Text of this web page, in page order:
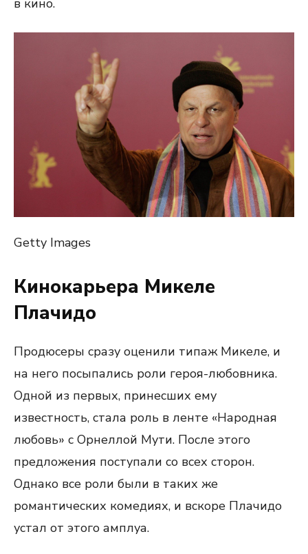
в кино.
Getty Images
Кинокарьера Микеле
Плачидо
Продюсеры сразу оценили типаж Микеле, и
на него посыпались роли героя-любовника.
Одной из первых, принесших ему
известность, стала роль в ленте «Народная
любовь» с Орнеллой Мути. После этого
предложения поступали со всех сторон.
Однако все роли были в таких же
романтических комедиях, и вскоре Плачидо
устал от этого амплуа.